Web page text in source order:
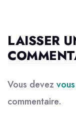
LAISSER
Vous devez
commentaire.